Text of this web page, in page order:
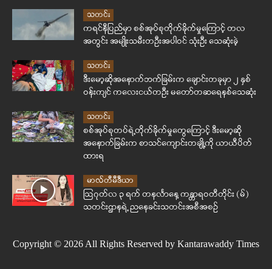
သတင်း
ကရင်နီပြည်မှာ စစ်အုပ်စုတိုက်ခိုက်မှုကြောင့် တလ
အတွင်း အမျိုးသမီးတဦးအပါဝင် သုံးဦး သေဆုံးခဲ့
သတင်း
ဒီးမော့ဆိုအနောက်ဘက်ခြမ်းက ချောင်းတခုမှာ ၂ နှစ်
ဝန်းကျင် ကလေးငယ်တဦး မတော်တဆရေနစ်သေဆုံး
သတင်း
စစ်အုပ်စုတပ်ရဲ့တိုက်ခိုက်မှုတွေကြောင့် ဒီးမော့ဆို
အနောက်ခြမ်းက စာသင်ကျောင်းတချို့ကို ယာယီပိတ်
ထားရ
မာလ်တီမီဒီယာ
ဩဂုတ်လ ၃ ရက် တနင်္လာနေ့ ကန္တာရဝတီတိုင်း (မ်)
သတင်းဌာနရဲ့ ညနေခင်းသတင်းအစီအစဉ်
Copyright © 2026 All Rights Reserved by Kantarawaddy Times